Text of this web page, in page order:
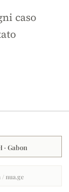
caso
· Gabon
/ nua.ge